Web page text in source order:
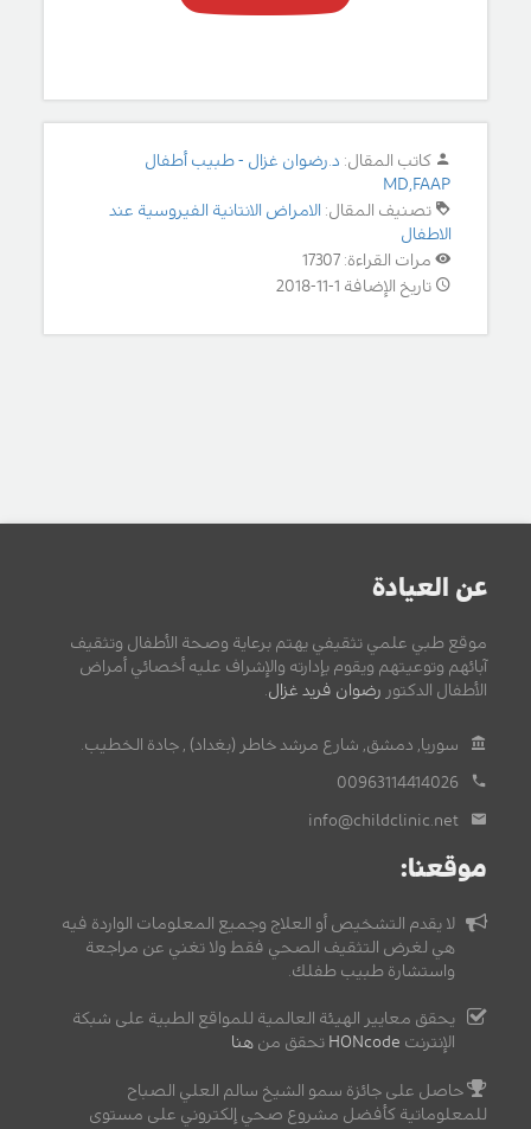
كاتب المقال: د.رضوان غزال - طبيب أطفال
MD,FAAP
تصنيف المقال: الامراض الانتانية الفيروسية عند
الاطفال
مرات القراءة: 17307
تاريخ الإضافة 1-11-2018
عن العيادة
موقع طبي علمي تثقيفي يهتم برعاية وصحة الأطفال وتثقيف
آبائهم وتوعيتهم ويقوم بإدارته والإشراف عليه أخصائي أمراض
الأطفال الدكتور رضوان فريد غزال.
سوريا, دمشق, شارع مرشد خاطر (بغداد) , جادة الخطيب.
00963114414026
info@childclinic.net
موقعنا:
لا يقدم التشخيص أو العلاج وجميع المعلومات الواردة فيه
هي لغرض التثقيف الصحي فقط ولا تغني عن مراجعة
واستشارة طبيب طفلك.
يحقق معايير الهيئة العالمية للمواقع الطبية على شبكة
الإنترنت HONcode تحقق من هنا
حاصل على جائزة سمو الشيخ سالم العلي الصباح
للمعلوماتية كأفضل مشروع صحي إلكتروني على مستوى